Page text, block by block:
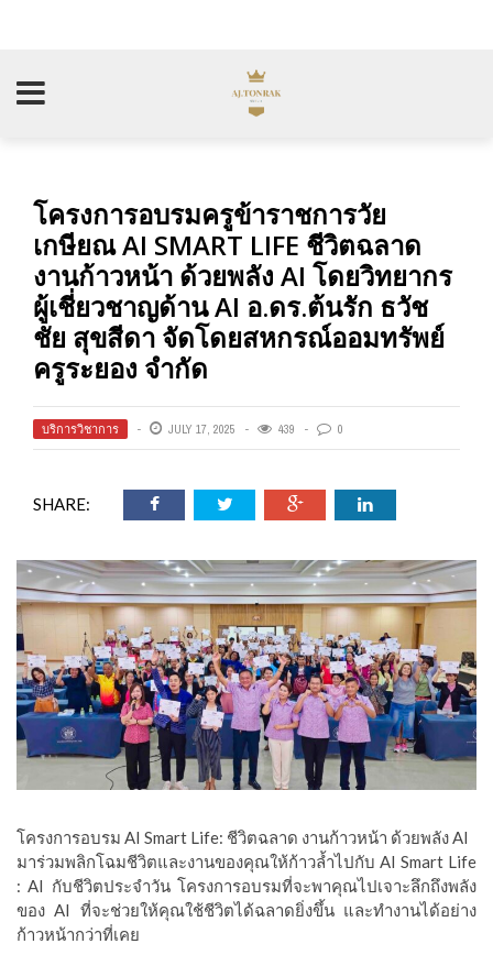
โครงการอบรมครูข้าราชการวัย
เกษียณ AI SMART LIFE ชีวิตฉลาด
งานก้าวหน้า ด้วยพลัง AI โดยวิทยากร
ผู้เชี่ยวชาญด้าน AI อ.ดร.ต้นรัก ธวัช
ชัย สุขสีดา จัดโดยสหกรณ์ออมทรัพย์
ครูระยอง จำกัด
บริการวิชาการ JULY 17, 2025 439 0
SHARE:
โครงการอบรม AI Smart Life: ชีวิตฉลาด งานก้าวหน้า ด้วยพลัง AI
มาร่วมพลิกโฉมชีวิตและงานของคุณให้ก้าวล้ำไปกับ AI Smart Life
: AI กับชีวิตประจำวัน โครงการอบรมที่จะพาคุณไปเจาะลึกถึงพลัง
ของ AI ที่จะช่วยให้คุณใช้ชีวิตได้ฉลาดยิ่งขึ้น และทำงานได้อย่าง
ก้าวหน้ากว่าที่เคย